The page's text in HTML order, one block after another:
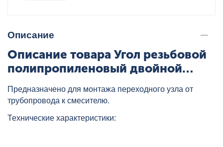
Описание
Описание товара Угол резьбовой
полипропиленовый двойной
HEISSKRAFT, артикул: 3202520
Предназначено для монтажа переходного узла от
трубопровода к смесителю.
Технические характеристики: